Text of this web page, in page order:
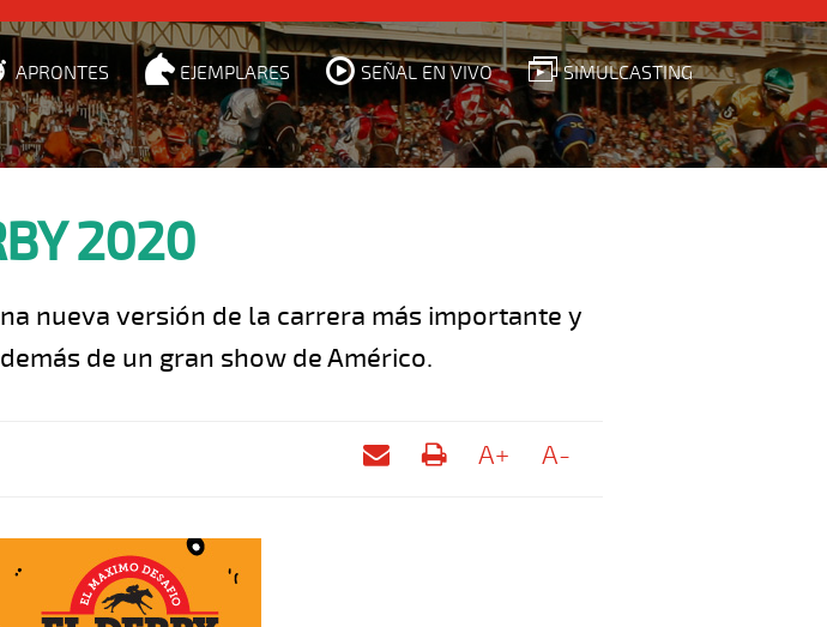
APRONTES EJEMPLARES SEÑAL EN VIVO SIMULCASTING
2020
nueva versión de la carrera más importante y
de un gran show de Américo.
A+ A-